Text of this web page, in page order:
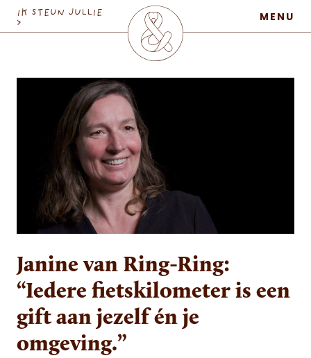
MaatschapWij
MENU
IK STEUN JULLIE
>
Janine van Ring-Ring:
“Iedere fietskilometer is een
gift aan jezelf én je
omgeving.”